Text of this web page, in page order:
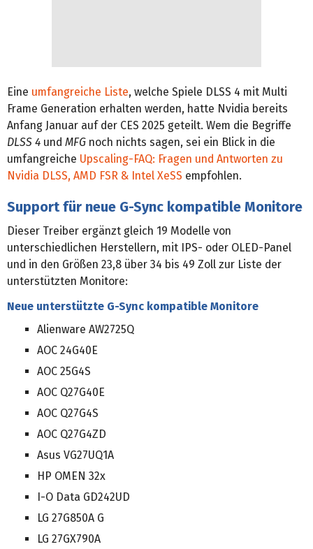
Eine umfangreiche Liste, welche Spiele DLSS 4 mit Multi
Frame Generation erhalten werden, hatte Nvidia bereits
Anfang Januar auf der CES 2025 geteilt. Wem die Begriffe
DLSS 4 und MFG noch nichts sagen, sei ein Blick in die
umfangreiche Upscaling-FAQ: Fragen und Antworten zu
Nvidia DLSS, AMD FSR & Intel XeSS empfohlen.
Support für neue G-Sync kompatible Monitore
Dieser Treiber ergänzt gleich 19 Modelle von
unterschiedlichen Herstellern, mit IPS- oder OLED-Panel
und in den Größen 23,8 über 34 bis 49 Zoll zur Liste der
unterstützten Monitore:
Neue unterstützte G-Sync kompatible Monitore
Alienware AW2725Q
AOC 24G40E
AOC 25G4S
AOC Q27G40E
AOC Q27G4S
AOC Q27G4ZD
Asus VG27UQ1A
HP OMEN 32x
I-O Data GD242UD
LG 27G850A G
LG 27GX790A